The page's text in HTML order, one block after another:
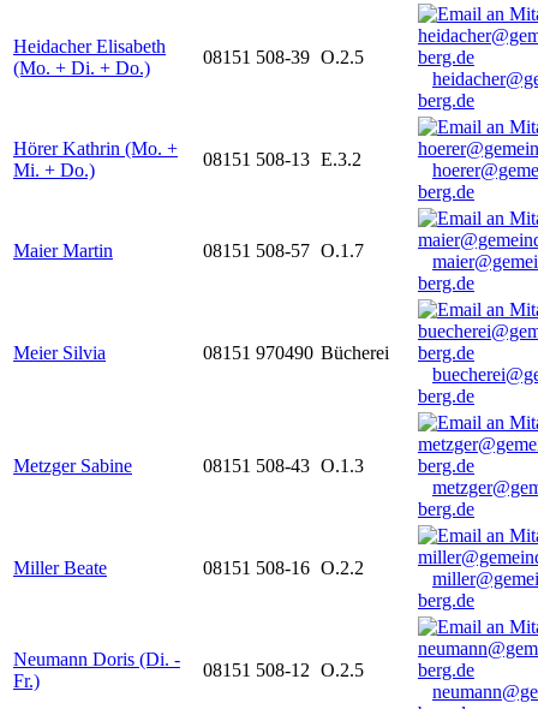
Heidacher Elisabeth
(Mo. + Di. + Do.)
08151 508-39 O.2.5
berg.de
Hörer Kathrin (Mo. +
Mi. + Do.)
08151 508-13 E.3.2
berg.de
Maier Martin 08151 508-57 O.1.7
berg.de
Meier Silvia 08151 970490 Bücherei
berg.de
Metzger Sabine 08151 508-43 O.1.3
berg.de
Miller Beate 08151 508-16 O.2.2
berg.de
Neumann Doris (Di. -
Fr.)
08151 508-12 O.2.5